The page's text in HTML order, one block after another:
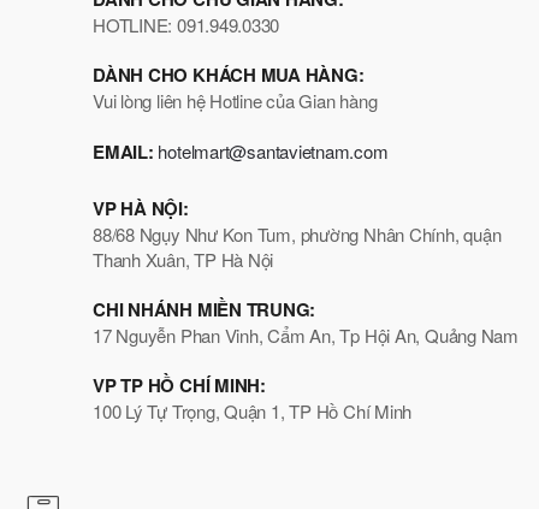
HOTLINE: 091.949.0330
DÀNH CHO KHÁCH MUA HÀNG:
Vui lòng liên hệ Hotline của Gian hàng
EMAIL: hotelmart@santavietnam.com
VP HÀ NỘI:
88/68 Ngụy Như Kon Tum, phường Nhân Chính, quận
Thanh Xuân, TP Hà Nội
CHI NHÁNH MIỀN TRUNG:
17 Nguyễn Phan Vinh, Cẩm An, Tp Hội An, Quảng Nam
VP TP HỒ CHÍ MINH:
100 Lý Tự Trọng, Quận 1, TP Hồ Chí Minh